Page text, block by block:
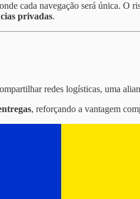
cada navegação será única. O
privadas.
redes logísticas, uma
, reforçando a vantagem